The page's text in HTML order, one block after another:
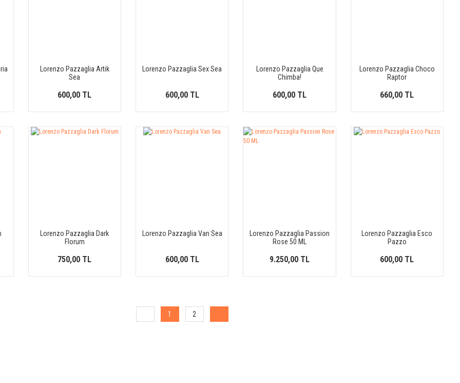
Lorenzo Pazzaglia Artik
Sea
600,00 TL
Lorenzo Pazzaglia Sex Sea
600,00 TL
Lorenzo Pazzaglia Que
Chimba!
600,00 TL
Lorenzo Pazzaglia Choco
Raptor
660,00 TL
Lorenzo Pazzaglia Dark
Florum
750,00 TL
Lorenzo Pazzaglia Van Sea
600,00 TL
Lorenzo Pazzaglia Passion
Rose 50 ML
9.250,00 TL
Lorenzo Pazzaglia Esco
Pazzo
600,00 TL
1 2